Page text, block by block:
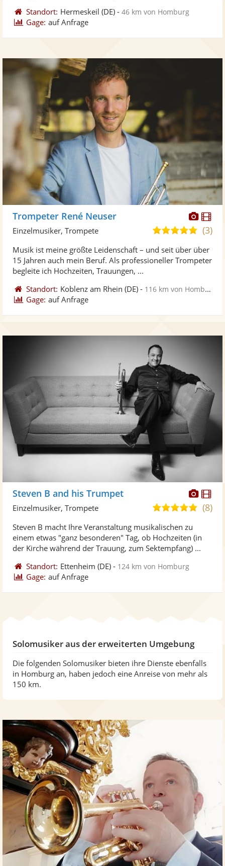
Standort: Hermeskeil (DE) -46 km von Homburg
Gage: auf Anfrage
Fotos
Trompeter René Neuser
5,0
5
(3)
Einzelmusiker, Trompete
Musik ist meine größte Leidenschaft – und seit über über
15 Jahren auch mein Beruf. Als professioneller Trompeter
begleite ich Hochzeiten, Trauungen, ...
Standort: Koblenz am Rhein (DE) - 116 km von Homburg
Gage: auf Anfrage
Steven B and his Trumpet
5,0(8)
Einzelmusiker, Trompete
Steven B macht Ihre Veranstaltung musikalischen zu
einem etwas "ganz besonderen" Tag, ob Hochzeiten (in
der Kirche während der Trauung, zum Sektempfang) ...
Standort: Ettenheim (DE) - 124 km von Homburg
Gage: auf Anfrage
Solomusiker aus der erweiterten Umgebung
Die folgenden Solomusiker bieten ihre Dienste ebenfalls
in Homburg an, haben jedoch eine Anreise von mehr als
150 km.